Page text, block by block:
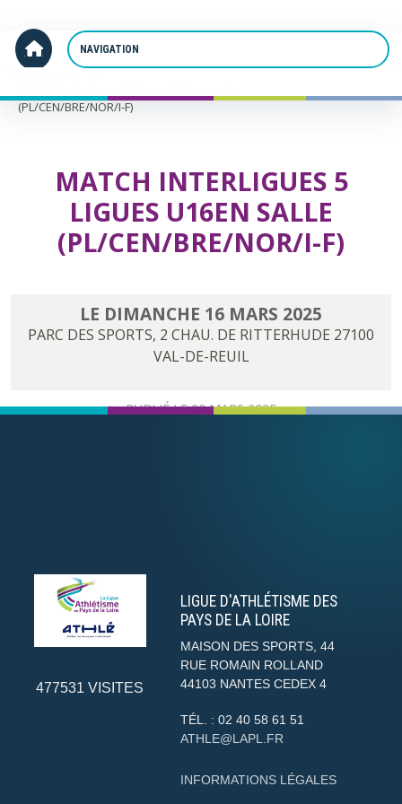
Accueil
(PL/CEN/BRE/NOR/I-F)
MATCH INTERLIGUES 5
LIGUES U16EN SALLE
(PL/CEN/BRE/NOR/I-F)
LE DIMANCHE 16 MARS 2025
PARC DES SPORTS, 2 CHAU. DE RITTERHUDE 27100
VAL-DE-REUIL
PUBLIÉ LE20 MARS 2025
477531 VISITES
LIGUE D'ATHLÉTISME DES
PAYS DE LA LOIRE
MAISON DES SPORTS, 44
RUE ROMAIN ROLLAND
44103 NANTES CEDEX 4
TÉL. : 02 40 58 61 51
ATHLE@LAPL.FR
INFORMATIONS LÉGALES